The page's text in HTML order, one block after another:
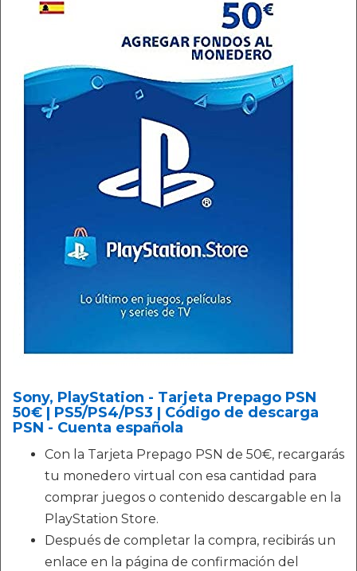
Sony, PlayStation - Tarjeta Prepago PSN
50€ | PS5/PS4/PS3 | Código de descarga
PSN - Cuenta española
Con la Tarjeta Prepago PSN de 50€, recargarás
tu monedero virtual con esa cantidad para
comprar juegos o contenido descargable en la
PlayStation Store.
Después de completar la compra, recibirás un
enlace en la página de confirmación del